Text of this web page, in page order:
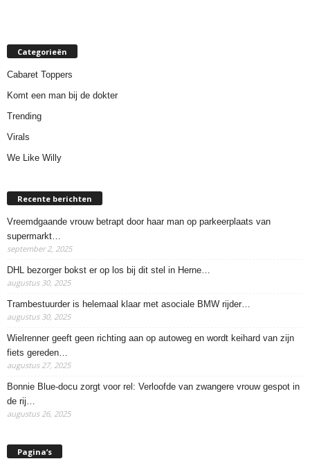
Categorieën
Cabaret Toppers
Komt een man bij de dokter
Trending
Virals
We Like Willy
Recente berichten
Vreemdgaande vrouw betrapt door haar man op parkeerplaats van
supermarkt…
september 2, 2025
DHL bezorger bokst er op los bij dit stel in Herne…
augustus 30, 2025
Trambestuurder is helemaal klaar met asociale BMW rijder…
augustus 30, 2025
Wielrenner geeft geen richting aan op autoweg en wordt keihard van zijn
fiets gereden…
augustus 27, 2025
Bonnie Blue-docu zorgt voor rel: Verloofde van zwangere vrouw gespot in
de rij…
augustus 26, 2025
Pagina’s